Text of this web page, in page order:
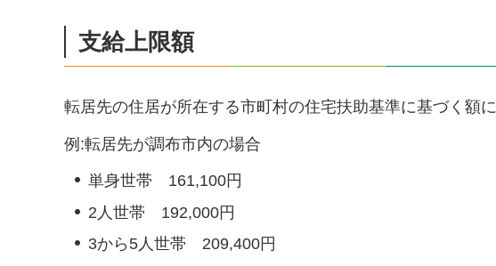
支給上限額
転居先の住居が所在する市町村の住宅扶助基準に基づく額
例:転居先が調布市内の場合
単身世帯 161,100円
2人世帯 192,000円
3から5人世帯 209,400円